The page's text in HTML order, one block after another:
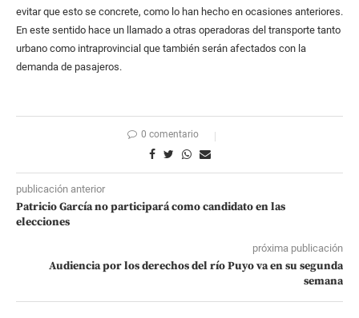
evitar que esto se concrete, como lo han hecho en ocasiones anteriores.
En este sentido hace un llamado a otras operadoras del transporte tanto
urbano como intraprovincial que también serán afectados con la
demanda de pasajeros.
0 comentario
publicación anterior
Patricio García no participará como candidato en las
elecciones
próxima publicación
Audiencia por los derechos del río Puyo va en su segunda
semana